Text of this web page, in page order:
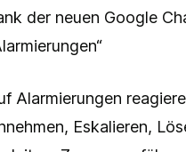
der neuen Google
Alarmierungen
Eskalieren,